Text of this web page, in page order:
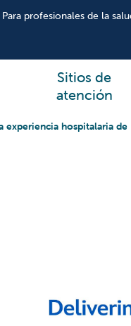
Para profesionales de la
Sitios de
atención
experiencia hospitalaria de